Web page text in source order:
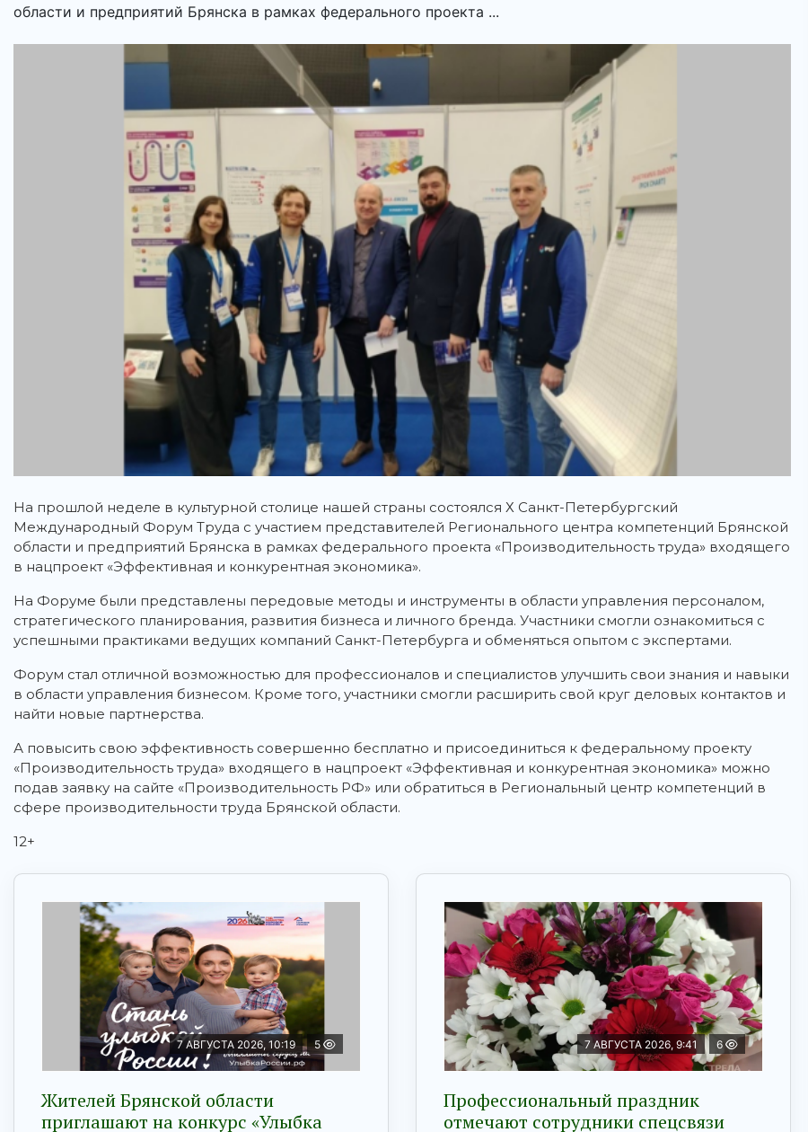
области и предприятий Брянска в рамках федерального проекта ...
На прошлой неделе в культурной столице нашей страны состоялся Х Санкт-Петербургский
Международный Форум Труда с участием представителей Регионального центра компетенций Брянской
области и предприятий Брянска в рамках федерального проекта «Производительность труда» входящего
в нацпроект «Эффективная и конкурентная экономика».
На Форуме были представлены передовые методы и инструменты в области управления персоналом,
стратегического планирования, развития бизнеса и личного бренда. Участники смогли ознакомиться с
успешными практиками ведущих компаний Санкт-Петербурга и обменяться опытом с экспертами.
Форум стал отличной возможностью для профессионалов и специалистов улучшить свои знания и навыки
в области управления бизнесом. Кроме того, участники смогли расширить свой круг деловых контактов и
найти новые партнерства.
А повысить свою эффективность совершенно бесплатно и присоединиться к федеральному проекту
«Производительность труда» входящего в нацпроект «Эффективная и конкурентная экономика» можно
подав заявку на сайте «Производительность РФ» или обратиться в Региональный центр компетенций в
сфере производительности труда Брянской области.
12+
7 АВГУСТА 2026, 10:19 5
Жителей Брянской области
приглашают на конкурс «Улыбка
7 АВГУСТА 2026, 9:41 6
Профессиональный праздник
отмечают сотрудники спецсвязи